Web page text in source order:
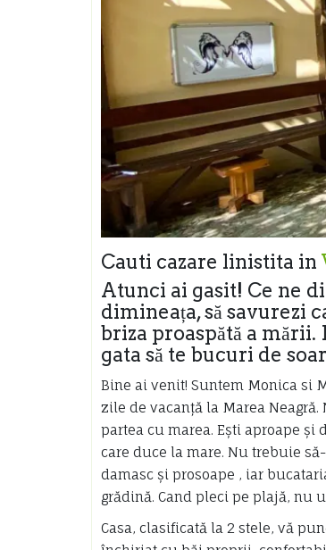
Cauti cazare linistita in
Atunci ai gasit! Ce ne
dimineața, să savurezi
briza proaspătă a
gata să te bucuri de
Bine ai venit! Suntem Monica si
zile de vacanță la Marea
partea cu marea. Ești aproape și
care duce la mare. Nu trebuie
damasc și prosoape , iar
grădină. Cand pleci pe plajă, nu
Casa, clasificată la 2 stele, vă